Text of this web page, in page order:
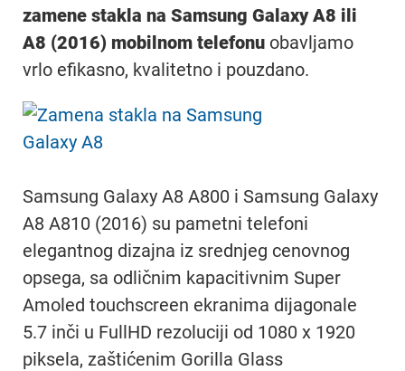
zamene stakla na Samsung Galaxy A8 ili
A8 (2016) mobilnom telefonu obavljamo
vrlo efikasno, kvalitetno i pouzdano.
Samsung Galaxy A8 A800 i Samsung Galaxy
A8 A810 (2016) su pametni telefoni
elegantnog dizajna iz srednjeg cenovnog
opsega, sa odličnim kapacitivnim Super
Amoled touchscreen ekranima dijagonale
5.7 inči u FullHD rezoluciji od 1080 x 1920
piksela, zaštićenim Gorilla Glass